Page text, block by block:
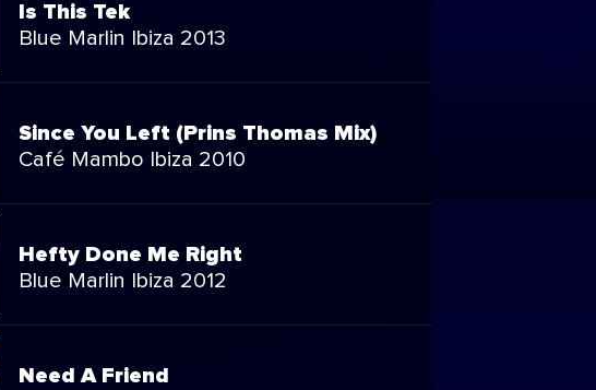
Is This Tek
Blue Marlin Ibiza 2013
Since You Left (Prins Thomas Mix)
Café Mambo Ibiza 2010
Hefty Done Me Right
Blue Marlin Ibiza 2012
Need A Friend